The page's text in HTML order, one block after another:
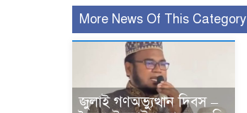
More News Of This Category
জুলাই গণঅভ্যুত্থান দিবস –